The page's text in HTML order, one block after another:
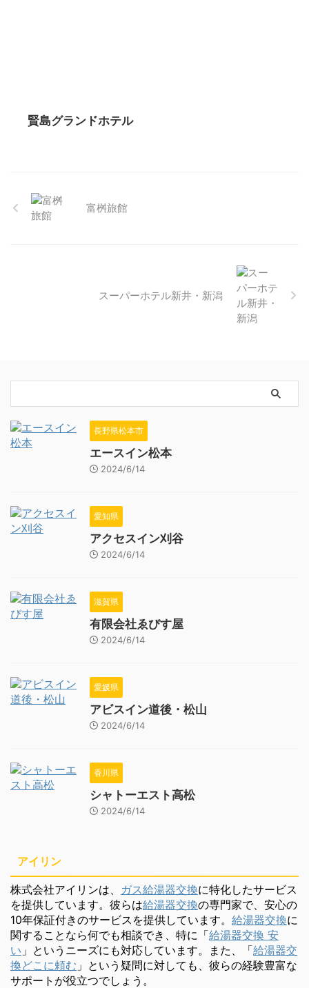
賢島グランドホテル
富桝旅館
スーパーホテル新井・新潟
長野県松本市
エースイン松本
2024/6/14
愛知県
アクセスイン刈谷
2024/6/14
滋賀県
有限会社ゑびす屋
2024/6/14
愛媛県
アビスイン道後・松山
2024/6/14
香川県
シャトーエスト高松
2024/6/14
アイリン
株式会社アイリンは、 ガス給湯器交換に特化したサービス
を提供しています。彼らは給湯器交換の専門家で、安心の
10年保証付きのサービスを提供しています。 給湯器交換に
関することなら何でも相談でき、特に「給湯器交換 安
い 」というニーズにも対応しています。また、「給湯器交
換どこに頼む 」という疑問に対しても、彼らの経験豊富な
サポートが役立つでしょう。